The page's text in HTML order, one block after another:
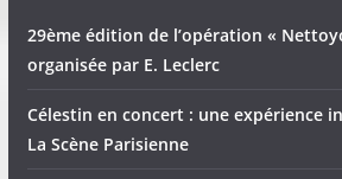
29ème édition de l’opération «
organisée par E. Leclerc
Célestin en concert : une expérience
La Scène Parisienne